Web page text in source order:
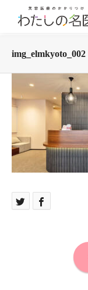
img_elmkyoto_002